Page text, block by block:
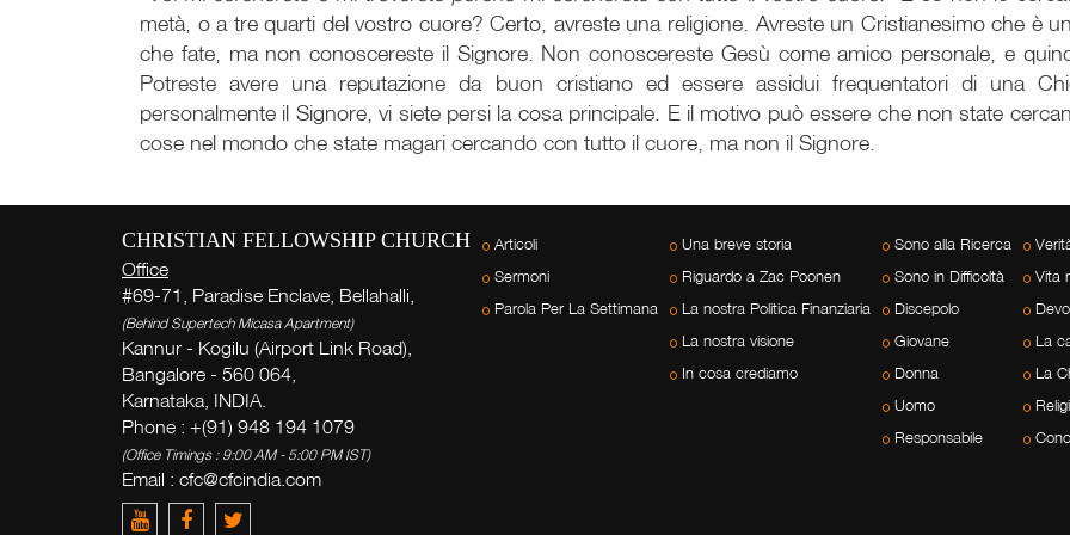
metà, o a tre quarti del vostro cuore? Certo, avreste una religione. Avreste un Cristianesimo che è
che fate, ma non conoscereste il Signore. Non conoscereste Gesù come amico personale, e
Potreste avere una reputazione da buon cristiano ed essere assidui frequentatori di una
personalmente il Signore, vi siete persi la cosa principale. E il motivo può essere che non state
cose nel mondo che state magari cercando con tutto il cuore, ma non il Signore.
CHRISTIAN FELLOWSHIP CHURCH
Office
#69-71, Paradise Enclave, Bellahalli,
(Behind Supertech Micasa Apartment)
Kannur - Kogilu (Airport Link Road),
Bangalore - 560 064,
Karnataka, INDIA.
Phone : +(91) 948 194 1079
(Office Timings : 9:00 AM - 5:00 PM IST)
Email : cfc@cfcindia.com
Articoli
Sermoni
Parola Per La Settimana
Una breve storia
Riguardo a Zac Poonen
La nostra Politica Finanziaria
La nostra visione
In cosa crediamo
Sono alla Ricerca
Sono in Difficoltà
Discepolo
Giovane
Donna
Uomo
Responsabile
Vita
La
La